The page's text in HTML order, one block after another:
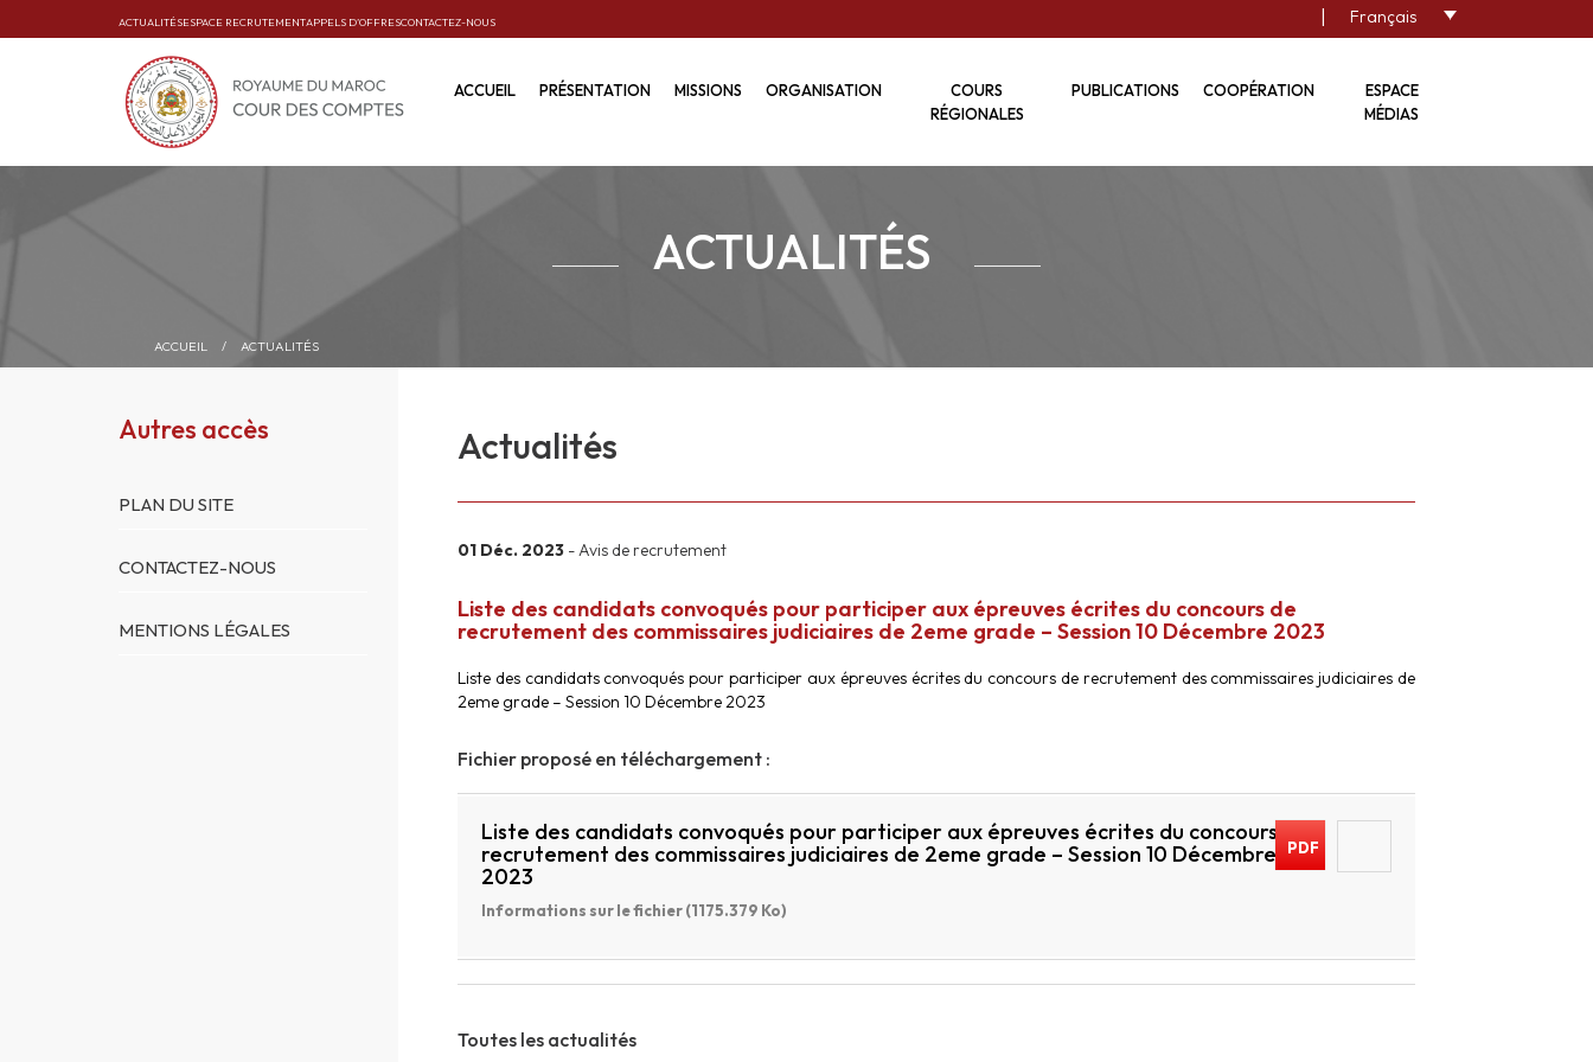
ACTUALITÉSESPACE RECRUTEMENTAPPELS D’OFFRESCONTACTEZ-NOUS | Français
ACCUEIL PRÉSENTATION MISSIONS ORGANISATION
COURS
RÉGIONALES
PUBLICATIONS COOPÉRATION
ESPACE
MÉDIAS
ACTUALITÉS
ACCUEIL / ACTUALITÉS
Autres accès
PLAN DU SITE
CONTACTEZ-NOUS
MENTIONS LÉGALES
Actualités
01 Déc. 2023 - Avis de recrutement
Liste des candidats convoqués pour participer aux épreuves écrites du concours de
recrutement des commissaires judiciaires de 2eme grade – Session 10 Décembre 2023
Liste des candidats convoqués pour participer aux épreuves écrites du concours de recrutement des commissaires judiciaires de
2eme grade – Session 10 Décembre 2023
Fichier proposé en téléchargement :
Liste des candidats convoqués pour participer aux épreuves écrites du concours de
recrutement des commissaires judiciaires de 2eme grade – Session 10 Décembre
2023
Informations sur le fichier (1175.379 Ko)
PDF
Toutes les actualités